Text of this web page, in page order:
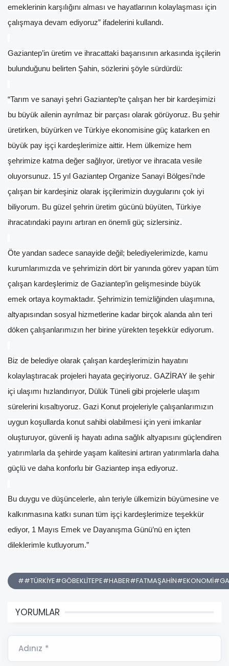
emeklerinin karşılığını alması ve hayatlarının kolaylaşması için
çalışmaya devam ediyoruz” ifadelerini kullandı.
Gaziantep’in üretim ve ihracattaki başarısının arkasında işçilerin
bulunduğunu belirten Şahin, sözlerini şöyle sürdürdü:
“Tarım ve sanayi şehri Gaziantep’te çalışan her bir kardeşimizi
bu büyük ailenin ayrılmaz bir parçası olarak görüyoruz. Bu şehir
üretirken, büyürken ve Türkiye ekonomisine güç katarken en
büyük pay işçi kardeşlerimize aittir. Hem ülkemize hem
şehrimize katma değer sağlıyor, üretiyor ve ihracata vesile
oluyorsunuz. 15 yıl Gaziantep Organize Sanayi Bölgesi’nde
çalışan bir kardeşiniz olarak işçilerimizin duygularını çok iyi
biliyorum. Bu güzel şehrin üretim gücünü büyüten, Türkiye
ihracatındaki payını artıran en önemli güç sizlersiniz.
Öte yandan sadece sanayide değil; belediyelerimizde, kamu
kurumlarımızda ve şehrimizin dört bir yanında görev yapan tüm
çalışan kardeşlerimiz de Gaziantep’in gelişmesinde büyük
emek ortaya koymaktadır. Şehrimizin temizliğinden ulaşımına,
altyapısından sosyal hizmetlerine kadar birçok alanda alın teri
döken çalışanlarımızın her birine yürekten teşekkür ediyorum.
Biz de belediye olarak çalışan kardeşlerimizin hayatını
kolaylaştıracak projeleri hayata geçiriyoruz. GAZİRAY ile şehir
içi ulaşımı hızlandırıyor, Dülük Tüneli gibi projelerle ulaşım
sürelerini kısaltıyoruz. Gazi Konut projeleriyle çalışanlarımızın
uygun koşullarda konut sahibi olabilmesi için yeni imkanlar
oluşturuyor, güvenli iş hayatı adına sağlık altyapısını güçlendiren
yatırımlarla da şehirde yaşam kalitesini artıran yatırımlarla daha
güçlü ve daha konforlu bir Gaziantep inşa ediyoruz.
Bu duygu ve düşüncelerle, alın teriyle ülkemizin büyümesine ve
kalkınmasına katkı sunan tüm işçi kardeşlerimize teşekkür
ediyor, 1 Mayıs Emek ve Dayanışma Günü’nü en içten
dileklerimle kutluyorum.”
YORUMLAR
Adınız *